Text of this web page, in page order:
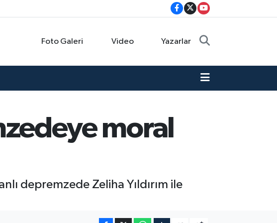
Foto Galeri Video Yazarlar
moral
depremzede Zeliha Yıldırım ile